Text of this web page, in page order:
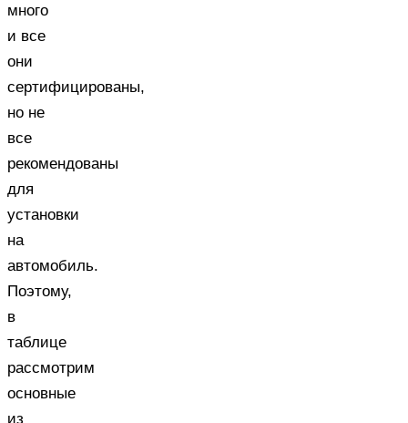
много
и все
они
сертифицированы,
но не
все
рекомендованы
для
установки
на
автомобиль.
Поэтому,
в
таблице
рассмотрим
основные
из